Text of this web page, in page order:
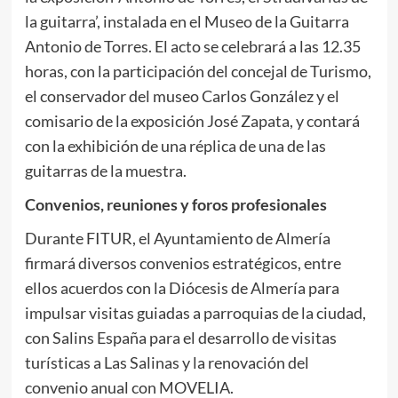
la guitarra’, instalada en el Museo de la Guitarra
Antonio de Torres. El acto se celebrará a las 12.35
horas, con la participación del concejal de Turismo,
el conservador del museo Carlos González y el
comisario de la exposición José Zapata, y contará
con la exhibición de una réplica de una de las
guitarras de la muestra.
Convenios, reuniones y foros profesionales
Durante FITUR, el Ayuntamiento de Almería
firmará diversos convenios estratégicos, entre
ellos acuerdos con la Diócesis de Almería para
impulsar visitas guiadas a parroquias de la ciudad,
con Salins España para el desarrollo de visitas
turísticas a Las Salinas y la renovación del
convenio anual con MOVELIA.